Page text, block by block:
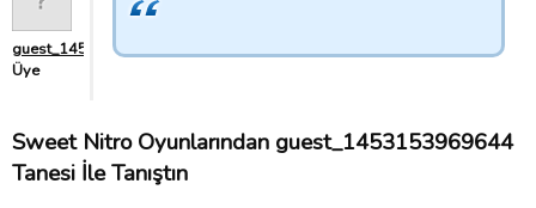
guest_1453153969644
Üye
Sweet Nitro Oyunlarından guest_1453153969644
Tanesi İle Tanıştın